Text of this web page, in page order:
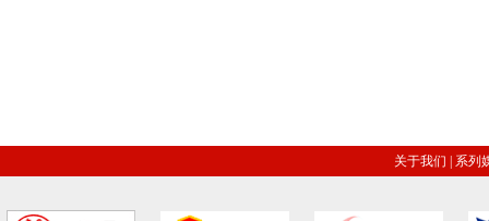
关于我们 系列